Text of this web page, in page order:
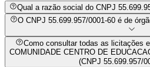
Qual a razão social do CNPJ
O CNPJ 55.699.957/0001-60 é de
Como consultar todas as licitações
COMUNIDADE CENTRO DE
(CNPJ 55.699.957/